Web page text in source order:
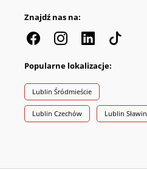
Znajdź nas na:
Popularne lokalizacje:
Lublin Śródmieście
Lublin Czechów Lublin Sławin